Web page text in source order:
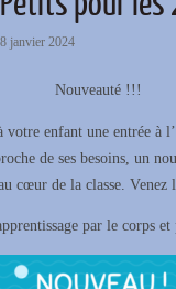
8 janvier 2024
Nouveauté !!!
enfant une entrée à
de ses besoins, un
cœur de la classe. Venez
par le corps